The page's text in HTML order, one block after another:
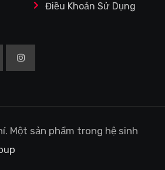
Điều Khoản Sử Dụng
Một sản phẩm trong hệ sinh